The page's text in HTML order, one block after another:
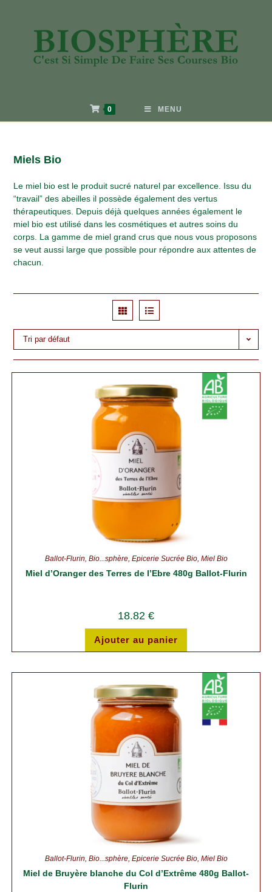
0 MENU
Miels Bio
Le miel bio est le produit sucré naturel par excellence. Issu du
“travail” des abeilles il possède également des vertus
thérapeutiques. Depuis déjà quelques années également le
miel bio est utilisé dans les cosmétiques et autres soins du
corps. La gamme de miel grand crus que nous vous proposons
se veut aussi large que possible pour répondre aux attentes de
chacun.
Tri par défaut
Ballot-Flurin, Bio...sphère, Épicerie Sucrée Bio, Miel Bio
Miel d’Oranger des Terres de l’Ebre 480g Ballot-Flurin
18.82 €
Ajouter au panier
Ballot-Flurin Bio...sphère, Épicerie Sucrée Bio, Miel Bio
Miel de Bruyère blanche du Col d’Extrême 480g Ballot-
Flurin